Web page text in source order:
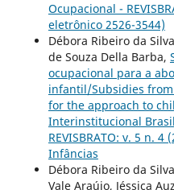
Ocupacional -
eletrônico 2526-3544)
Débora Ribeiro da
de Souza Della Barba,
ocupacional para a
infantil/Subsidies
for the approach to
Interinstitucional
REVISBRATO: v. 5 n. 4
Infâncias
Débora Ribeiro da
Vale Araújo, Jéssica